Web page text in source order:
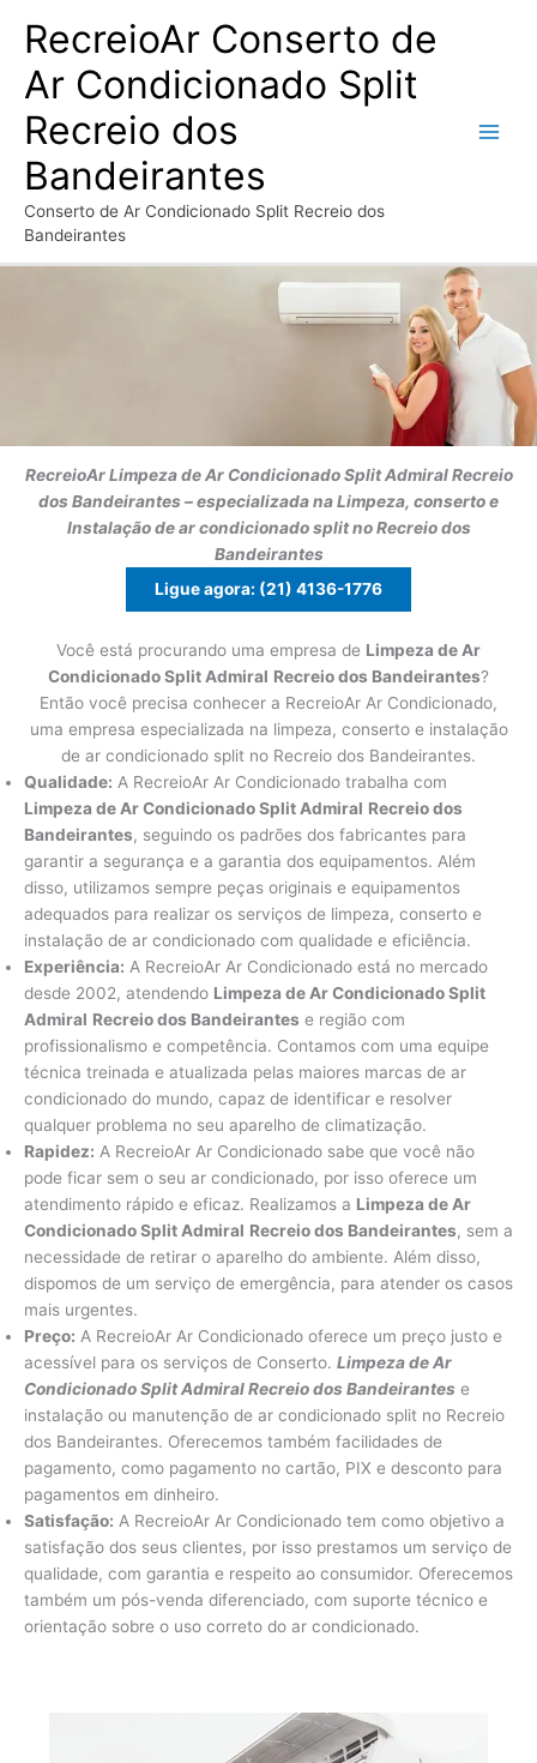
para
conteúdo
RecreioAr Conserto de
Ar Condicionado Split
Recreio dos
Bandeirantes
Conserto de Ar Condicionado Split Recreio dos
Bandeirantes
RecreioArLimpeza de Ar Condicionado Split Admiral Recreio
dos Bandeirantes – especializada na Limpeza, conserto e
Instalação de ar condicionado split no Recreio dos
Bandeirantes
Ligue agora: (21) 4136-1776
Você está procurando uma empresa de Limpeza de Ar
Condicionado Split Admiral Recreio dos Bandeirantes?
Então você precisa conhecer a RecreioAr Ar Condicionado,
uma empresa especializada na limpeza, conserto e instalação
de ar condicionado split no Recreio dos Bandeirantes.
Qualidade: A RecreioAr Ar Condicionado trabalha com
Limpeza de Ar Condicionado Split Admiral Recreio dos
Bandeirantes, seguindo os padrões dos fabricantes para
garantir a segurança e a garantia dos equipamentos. Além
disso, utilizamos sempre peças originais e equipamentos
adequados para realizar os serviços de limpeza, conserto e
instalação de ar condicionado com qualidade e eficiência.
Experiência: A RecreioAr Ar Condicionado está no mercado
desde 2002, atendendo Limpeza de Ar Condicionado Split
Admiral Recreio dos Bandeirantes e região com
profissionalismo e competência. Contamos com uma equipe
técnica treinada e atualizada pelas maiores marcas de ar
condicionado do mundo, capaz de identificar e resolver
qualquer problema no seu aparelho de climatização.
Rapidez: A RecreioAr Ar Condicionado sabe que você não
pode ficar sem o seu ar condicionado, por isso oferece um
atendimento rápido e eficaz. Realizamos a Limpeza de Ar
Condicionado Split Admiral Recreio dos Bandeirantes, sem a
necessidade de retirar o aparelho do ambiente. Além disso,
dispomos de um serviço de emergência, para atender os casos
mais urgentes.
Preço: A RecreioAr Ar Condicionado oferece um preço justo e
acessível para os serviços de Conserto. Limpeza de Ar
Condicionado Split Admiral Recreio dos Bandeirantes e
instalação ou manutenção de ar condicionado split no Recreio
dos Bandeirantes. Oferecemos também facilidades de
pagamento, como pagamento no cartão, PIX e desconto para
pagamentos em dinheiro.
Satisfação: A RecreioAr Ar Condicionado tem como objetivo a
satisfação dos seus clientes, por isso prestamos um serviço de
qualidade, com garantia e respeito ao consumidor. Oferecemos
também um pós-venda diferenciado, com suporte técnico e
orientação sobre o uso correto do ar condicionado.